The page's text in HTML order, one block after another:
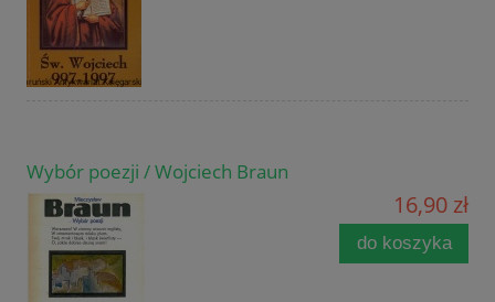
Wybór poezji / Wojciech Braun
16,90 zł
do koszyka